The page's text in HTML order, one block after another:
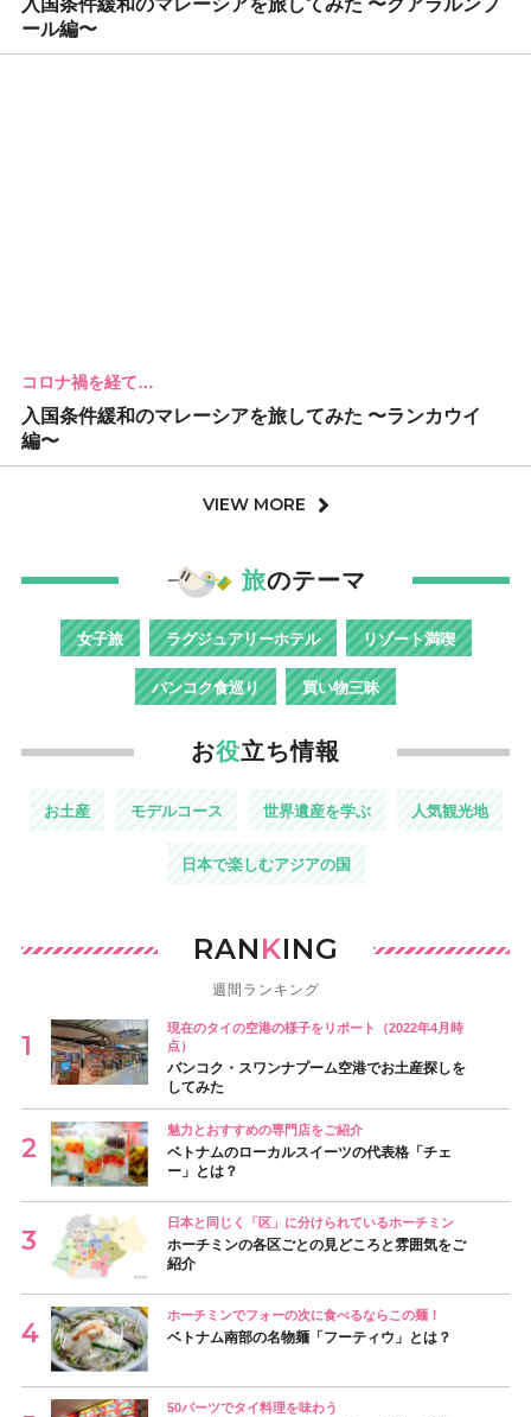
ール編〜
コロナ禍を経て…
入国条件緩和のマレーシアを旅してみた 〜ランカウイ
編〜
VIEW MORE
旅のテーマ
女子旅 ラグジュアリーホテル リゾート満喫
バンコク食巡り 買い物三昧
お役立ち情報
お土産 モデルコース 世界遺産を学ぶ 人気観光地
日本で楽しむアジアの国
RANKING
週間ランキング
現在のタイの空港の様子をリポート（2022年4月時
点）
バンコク・スワンナプーム空港でお土産探しを
してみた
魅力とおすすめの専門店をご紹介
ベトナムのローカルスイーツの代表格「チェ
ー」とは？
日本と同じく「区」に分けられているホーチミン
ホーチミンの各区ごとの見どころと雰囲気をご
紹介
ホーチミンでフォーの次に食べるならこの麺！
ベトナム南部の名物麺「フーティウ」とは？
50バーツでタイ料理を味わう